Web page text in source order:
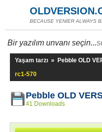
BECAUSE YENİER ALWAYS
Bir yazılım unvanı seçin...
Yaşam tarzı » Pebble OLD
rc1-570
Pebble OLD
41 Downloads